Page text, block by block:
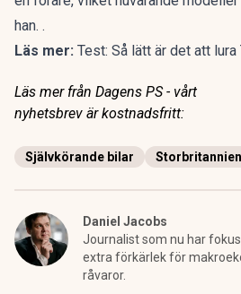
han. .
Läs mer: Test: Så lätt är det att
Läs mer från Dagens PS - vårt
nyhetsbrev är kostnadsfritt:
Självkörande bilar Storbritannien
Daniel Jacobs
Journalist som nu har
extra förkärlek för
råvaror.